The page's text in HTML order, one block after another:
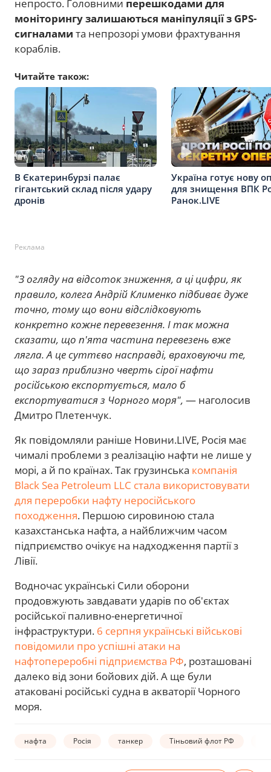
непросто. Головними перешкодами для
моніторингу залишаються маніпуляції з GPS-
сигналами та непрозорі умови фрахтування
кораблів.
Читайте також:
В Єкатеринбурзі палає
гігантський склад після удару
дронів
Україна готує нову
для знищення ВПК
Ранок.LIVE
Реклама
"З огляду на відсоток зниження, а ці цифри, як
правило, колега Андрій Клименко підбиває дуже
точно, тому що вони відслідковують
конкретно кожне перевезення. І так можна
сказати, що п'ята частина перевезень вже
лягла. А це суттєво насправді, враховуючи те,
що зараз приблизно чверть сірої нафти
російською експортується, мало б
експортуватися з Чорного моря", — наголосив
Дмитро Плетенчук.
Як повідомляли раніше Новини.LIVE, Росія має
чималі проблеми з реалізацію нафти не лише у
морі, а й по країнах. Так грузинська компанія
Black Sea Petroleum LLC стала використовувати
для переробки нафту неросійського
походження. Першою сировиною стала
казахстанська нафта, а найближчим часом
підприємство очікує на надходження партії з
Лівії.
Водночас українські Сили оборони
продовжують завдавати ударів по об'єктах
російської паливно-енергетичної
інфраструктури. 6 серпня українські військові
повідомили про успішні атаки на
нафтопереробні підприємства РФ, розташовані
далеко від зони бойових дій. А ще були
атаковані російські судна в акваторії Чорного
моря.
нафта Росія танкер Тіньовий флот РФ